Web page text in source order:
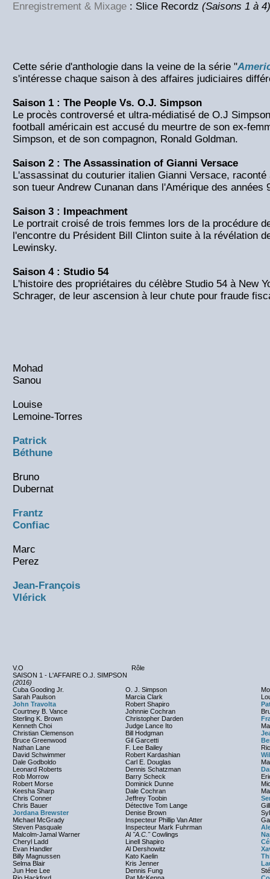
Enregistrement & Mixage : Slice Recordz (Saisons 1 à 4)
Cette série d'anthologie dans la veine de la série "
s'intéresse chaque saison à des affaires judiciaires
Saison 1 : The People Vs. O.J. Simpson
Le procès controversé et ultra-médiatisé de O.J
football américain est accusé du meurtre de son ex-
Simpson, et de son compagnon, Ronald Goldman.
Saison 2 : The Assassination of Gianni Versace
L'assassinat du couturier italien Gianni Versace,
son tueur Andrew Cunanan dans l'Amérique des années
Saison 3 : Impeachment
Le portrait croisé de trois femmes lors de la procédure
l'encontre du Président Bill Clinton suite à la révélation
Lewinsky.
Saison 4 : Studio 54
L'histoire des propriétaires du célèbre Studio 54 à New
Schrager, de leur ascension à leur chute pour fraude
Mohad
Sanou
Louise
Lemoine-Torres
Patrick
Béthune
Bruno
Dubernat
Frantz
Confiac
Marc
Perez
Jean-François
Vlérick
V.O
Rôle
SAISON 1 - L'AFFAIRE O.J. SIMPSON
(2016)
Cuba Gooding Jr.
O. J. Simpson
Sarah Paulson
Marcia Clark
John Travolta
Robert Shapiro
Courtney B. Vance
Johnnie Cochran
Sterling K. Brown
Christopher Darden
Kenneth Choi
Judge Lance Ito
Christian Clemenson
Bill Hodgman
Bruce Greenwood
Gil Garcetti
Nathan Lane
F. Lee Bailey
David Schwimmer
Robert Kardashian
Dale Godboldo
Carl E. Douglas
Leonard Roberts
Dennis Schatzman
Rob Morrow
Barry Scheck
Robert Morse
Dominick Dunne
Keesha Sharp
Dale Cochran
Chris Conner
Jeffrey Toobin
Chris Bauer
Détective Tom Lange
Jordana Brewster
Denise Brown
Michael McGrady
Inspecteur Phillip Van Atter
Steven Pasquale
Inspecteur Mark Fuhrman
Malcolm-Jamal Warner
Al "A.C."Cowlings
Cheryl Ladd
Linell Shapiro
Evan Handler
Al Dershowitz
Billy Magnussen
Kato Kaelin
Selma Blair
Kris Jenner
Jun Hee Lee
Dennis Fung